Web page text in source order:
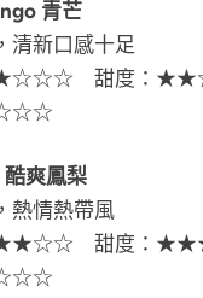
青芒
清新口感十足
甜度：
酷爽鳳梨
熱情熱帶風
甜度：